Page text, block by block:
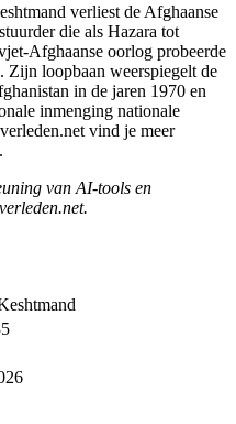
verliest de Afghaanse
die als Hazara tot
Afghaanse oorlog probeerde
Zijn loopbaan weerspiegelt de
in de jaren 1970 en
inmenging nationale
vind je meer
van AI-tools en